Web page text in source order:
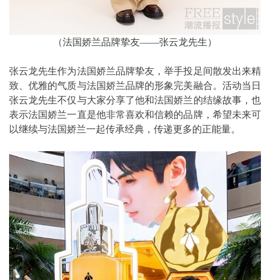
（法国娇兰品牌挚友——张云龙先生）
张云龙先生作为法国娇兰品牌挚友，举手投足间散发出来精
致、优雅的气质与法国娇兰品牌的形象完美融合。活动当日
张云龙先生不仅与大家分享了他和法国娇兰的结缘故事，也
表示法国娇兰一直是他非常喜欢和信赖的品牌，希望未来可
以继续与法国娇兰一起传承经典，传递更多的正能量。